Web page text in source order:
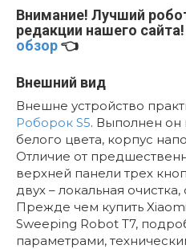
Внимание! Лучший
редакции нашего
обзор👈
Внешний вид
Внешне устройство
Роборок S5. Выполнен он
белого цвета, корпус
Отличие от
верхней панели трех
двух – локальная очистка,
Прежде чем купить
Sweeping Robot T7,
параметрами,